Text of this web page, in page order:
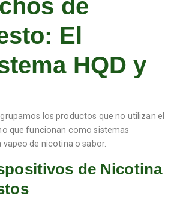
de
El
HQD y
los productos que no utilizan el
que funcionan como sistemas
de nicotina o sabor.
de Nicotina